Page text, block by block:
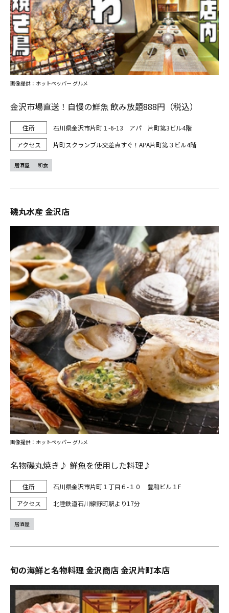
金沢市場直送！自慢の鮮魚 飲み放題888円（税込）
石川県金沢市片町１-6-13 アパ 片町第3ビル4階
片町スクランブル交差点すぐ！APA片町第３ビル4階
画像提供：ホットペッパー グルメ
居酒屋 和食
磯丸水産 金沢店
名物磯丸焼き♪ 鮮魚を使用した料理♪
石川県金沢市片町１丁目６-１０ 豊和ビル１F
北陸鉄道石川線野町駅より17分
画像提供：ホットペッパー グルメ
居酒屋
旬の海鮮と名物料理 金沢商店 金沢片町本店